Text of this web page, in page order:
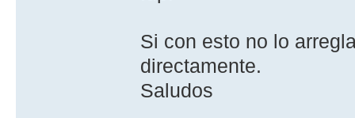
Si con esto no lo
directamente.
Saludos